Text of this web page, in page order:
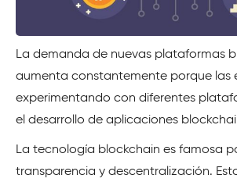
La demanda de nuevas plataformas
aumenta constantemente porque las
experimentando con diferentes
el desarrollo de aplicaciones
La tecnología blockchain es famosa
transparencia y descentralización.